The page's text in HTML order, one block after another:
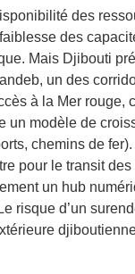
des
des
Mais Djibouti
un des
à la Mer rouge,
un modèle de
chemins de
pour le transit
un hub
risque d’un